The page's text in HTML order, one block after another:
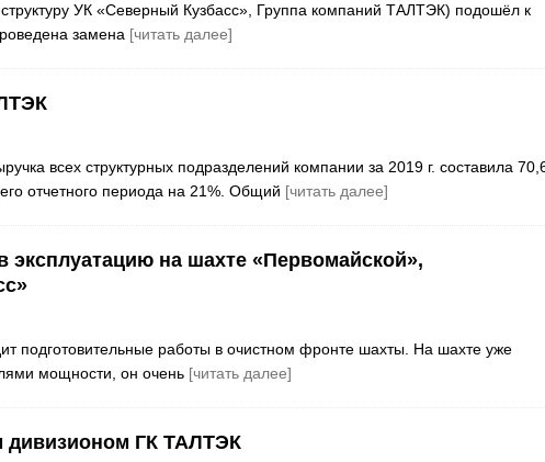
УК «Северный Кузбасс», Группа компаний ТАЛТЭК) подошёл к
замена [читать далее]
всех структурных подразделений компании за 2019 г. составила
отчетного периода на 21%. Общий [читать далее]
на шахте «Первомайской»,
подготовительные работы в очистном фронте шахты. На шахте уже
мощности, он очень [читать далее]
дивизионом ГК ТАЛТЭК